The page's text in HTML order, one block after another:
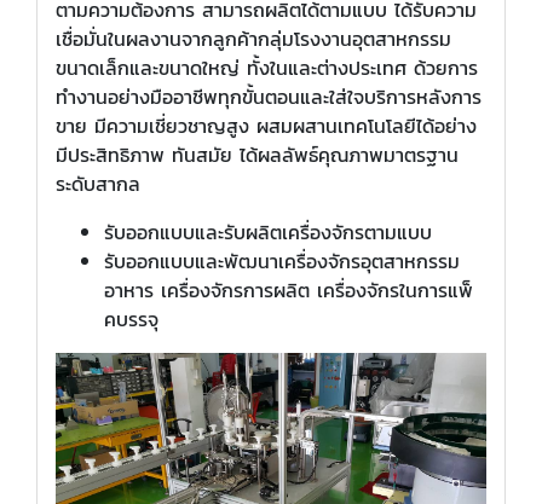
ตามความต้องการ สามารถผลิตได้ตามแบบ ได้รับความ
เชื่อมั่นในผลงานจากลูกค้ากลุ่มโรงงานอุตสาหกรรม
ขนาดเล็กและขนาดใหญ่ ทั้งในและต่างประเทศ ด้วยการ
ทำงานอย่างมืออาชีพทุกขั้นตอนและใส่ใจบริการหลังการ
ขาย มีความเชี่ยวชาญสูง ผสมผสานเทคโนโลยีได้อย่าง
มีประสิทธิภาพ ทันสมัย ได้ผลลัพธ์คุณภาพมาตรฐาน
ระดับสากล
รับออกแบบและรับผลิตเครื่องจักรตามแบบ
รับออกแบบและพัฒนาเครื่องจักรอุตสาหกรรม
อาหาร เครื่องจักรการผลิต เครื่องจักรในการแพ็
คบรรจุ